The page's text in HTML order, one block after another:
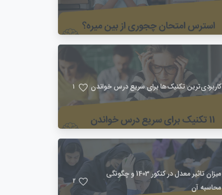
کاربردی‌ترین تکنیک‌ها برای سریع درس خواندن 1
میزان تاثیر معدل در کنکور 1403 و چگونگی
محاسبه آن
2